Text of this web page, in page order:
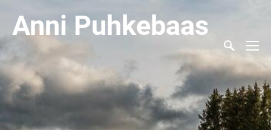
Anni Puhkebaas